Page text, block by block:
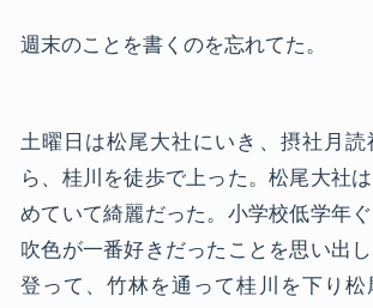
週末のことを書くのを忘れてた。
土曜日は松尾大社にいき、摂社月
ら、桂川を徒歩で上った。松尾大社
めていて綺麗だった。小学校低学年
吹色が一番好きだったことを思い出
登って、竹林を通って桂川を下り松